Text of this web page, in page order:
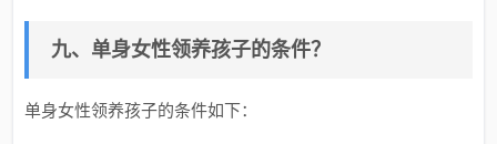
九、单身女性领养孩子的条件？
单身女性领养孩子的条件如下：